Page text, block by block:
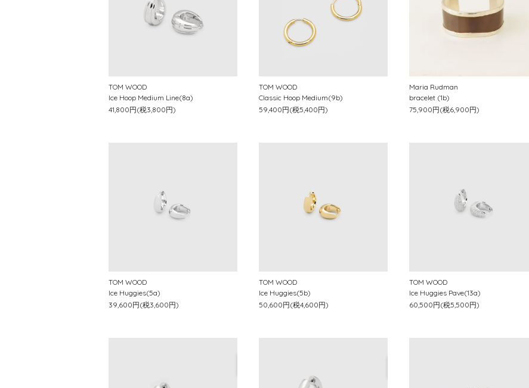
TOM WOOD
Ice Hoop Medium Line(8a)
41,800円(税3,800円)
TOM WOOD
Classic Hoop Medium(9b)
59,400円(税5,400円)
Maria Rudman
bracelet (1b)
75,900円(税6,900円)
TOM WOOD
Ice Huggies(5a)
39,600円(税3,600円)
TOM WOOD
Ice Huggies(5b)
50,600円(税4,600円)
TOM WOOD
Ice Huggies Pave(13a)
60,500円(税5,500円)